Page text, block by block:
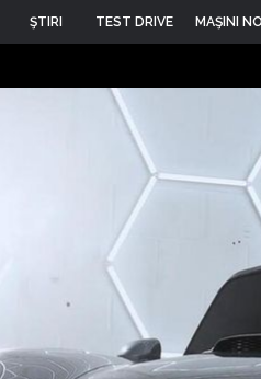
ŞTIRI TEST DRIVE MAŞINI NOI